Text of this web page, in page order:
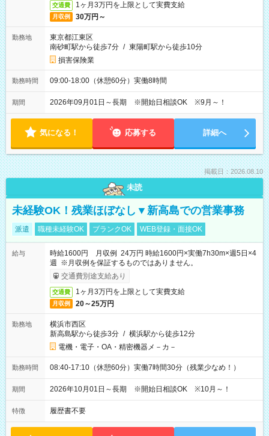
交通費 1ヶ月3万円を上限として実費支給
月収例 30万円～
勤務地
東京都江東区
南砂町駅から徒歩7分 / 東陽町駅から徒歩10分
損害保険業
勤務時間 09:00-18:00（休憩60分）実働8時間
期間 2026年09月01日～長期 ※開始日相談OK ※9月～！
気になる！ 応募する 詳細へ
掲載日：2026.08.10
未読
未経験OK！残業ほぼなし▼新高島での営業事務
派遣 職種未経験OK ブランクOK WEB登録・面接OK
給与
時給1600円 月収例 24万円 時給1600円×実働7h30m×週5日×4
週 ※月収例を保証するものではありません。
交通費別途支給あり
交通費 1ヶ月3万円を上限として実費支給
月収例 20～25万円
勤務地
横浜市西区
新高島駅から徒歩3分 / 横浜駅から徒歩12分
電機・電子・OA・精密機器メ－カ－
勤務時間 08:40-17:10（休憩60分）実働7時間30分（残業少なめ！）
期間 2026年10月01日～長期 ※開始日相談OK ※10月～！
特徴 履歴書不要